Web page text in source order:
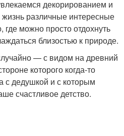
декорированием и
жизнь различные интересные
где можно просто отдохнуть
близостью к природе.
— с видом на древний
которого когда-то
дедушкой и с которым
счастливое детство.